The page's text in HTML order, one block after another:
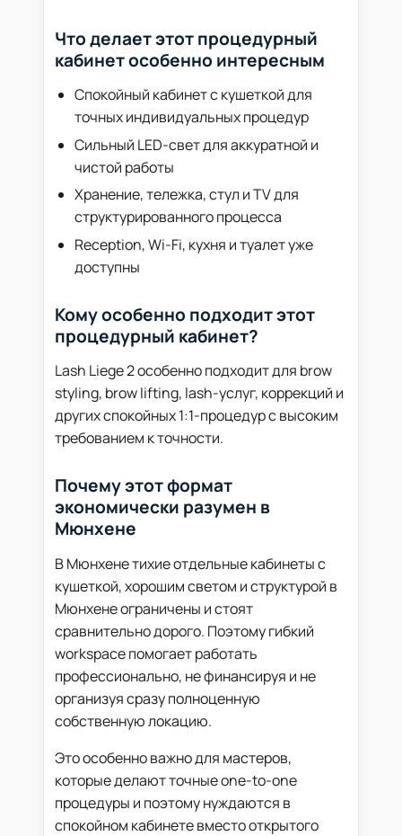
Что делает этот процедурный
кабинет особенно интересным
Спокойный кабинет с кушеткой для
точных индивидуальных процедур
Сильный LED-свет для аккуратной и
чистой работы
Хранение, тележка, стул и TV для
структурированного процесса
Reception, Wi-Fi, кухня и туалет уже
доступны
Кому особенно подходит этот
процедурный кабинет?
Lash Liege 2 особенно подходит для brow
styling, brow lifting, lash-услуг, коррекций и
других спокойных 1:1-процедур с высоким
требованием к точности.
Почему этот формат
экономически разумен в
Мюнхене
В Мюнхене тихие отдельные кабинеты с
кушеткой, хорошим светом и структурой в
Мюнхене ограничены и стоят
сравнительно дорого. Поэтому гибкий
workspace помогает работать
профессионально, не финансируя и не
организуя сразу полноценную
собственную локацию.
Это особенно важно для мастеров,
которые делают точные one-to-one
процедуры и поэтому нуждаются в
спокойном кабинете вместо открытого